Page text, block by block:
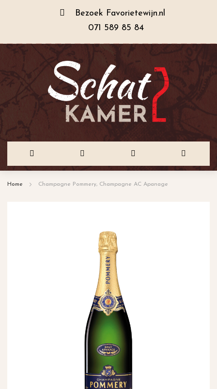
Bezoek Favorietewijn.nl
071 589 85 84
Home Champagne Pommery, Champagne AC Apanage